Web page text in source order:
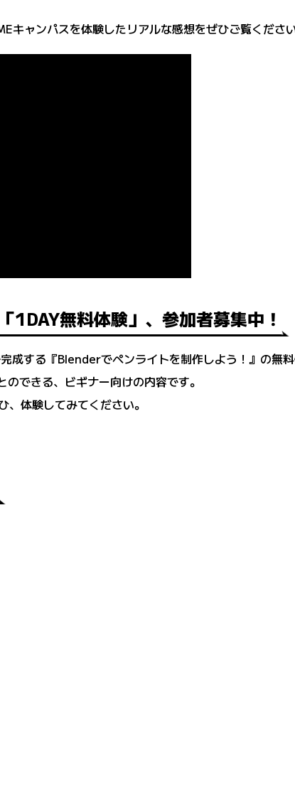
キャンパスを体験したリアルな感想をぜひご覧ください
1DAY無料体験」、参加者募集中！
成する『Blenderでペンライトを制作しよう！』の無
できる、ビギナー向けの内容です。
体験してみてください。